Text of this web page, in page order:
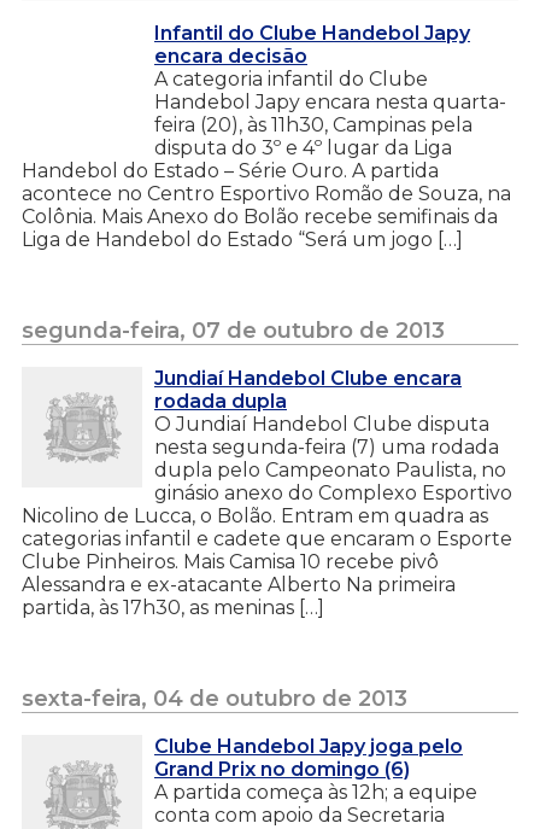
Infantil do Clube Handebol Japy
encara decisão
A categoria infantil do Clube
Handebol Japy encara nesta quarta-
feira (20), às 11h30, Campinas pela
disputa do 3º e 4º lugar da Liga
Handebol do Estado – Série Ouro. A partida
acontece no Centro Esportivo Romão de Souza, na
Colônia. Mais Anexo do Bolão recebe semifinais da
Liga de Handebol do Estado “Será um jogo […]
segunda-feira, 07 de outubro de 2013
Jundiaí Handebol Clube encara
rodada dupla
O Jundiaí Handebol Clube disputa
nesta segunda-feira (7) uma rodada
dupla pelo Campeonato Paulista, no
ginásio anexo do Complexo Esportivo
Nicolino de Lucca, o Bolão. Entram em quadra as
categorias infantil e cadete que encaram o Esporte
Clube Pinheiros. Mais Camisa 10 recebe pivô
Alessandra e ex-atacante Alberto Na primeira
partida, às 17h30, as meninas […]
sexta-feira, 04 de outubro de 2013
Clube Handebol Japy joga pelo
Grand Prix no domingo (6)
A partida começa às 12h; a equipe
conta com apoio da Secretaria